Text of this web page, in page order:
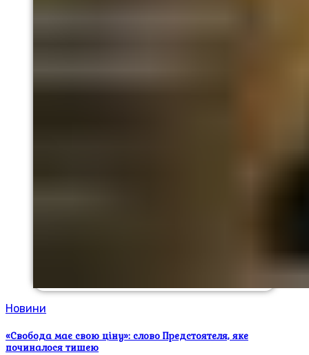
Новини
«Свобода має свою ціну»: слово Предстоятеля, яке
починалося тишею